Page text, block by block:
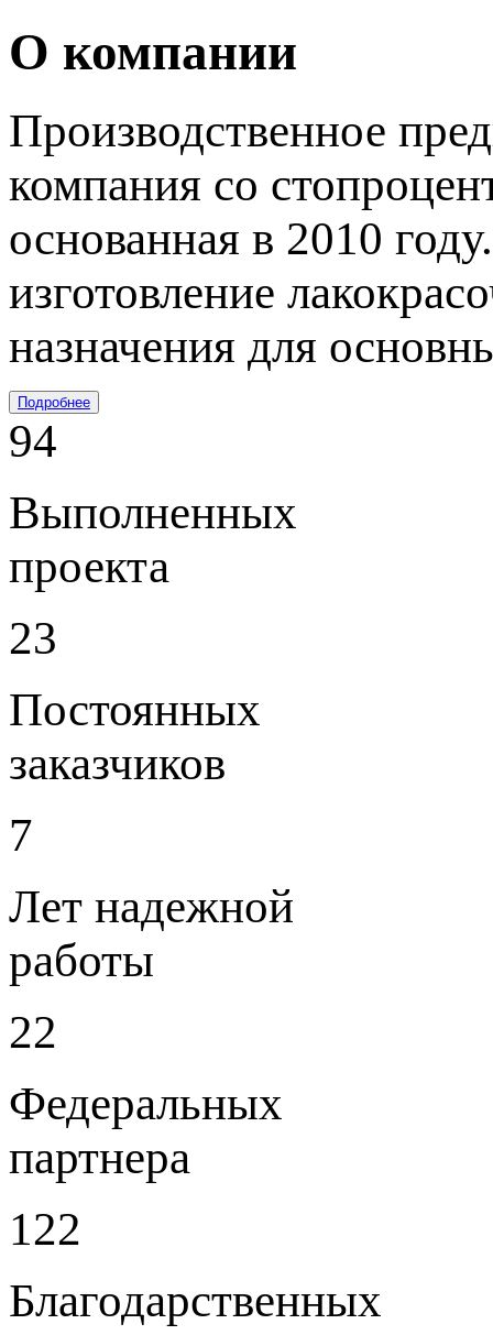
О компании
Производственное
компания со
основанная в 2010
изготовление
назначения для
Подробнее
94
Выполненных
проекта
23
Постоянных
заказчиков
7
Лет надежной
работы
22
Федеральных
партнера
122
Благодарственных